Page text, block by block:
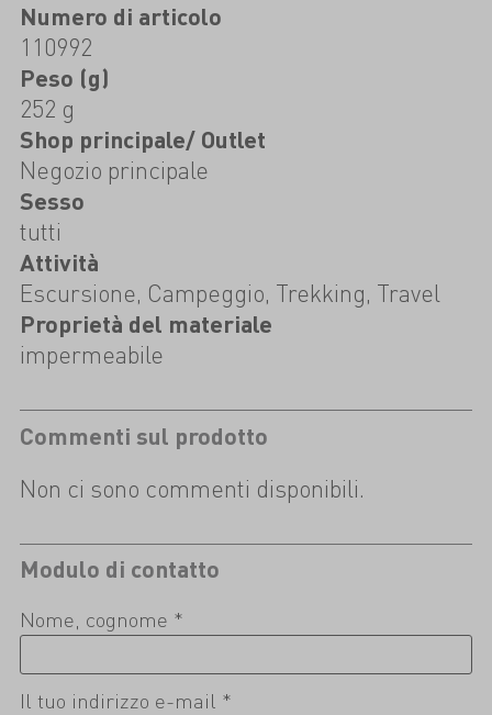
Numero di articolo
110992
Peso (g)
252 g
Shop principale/ Outlet
Negozio principale
Sesso
tutti
Attività
Escursione, Campeggio, Trekking, Travel
Proprietà del materiale
impermeabile
Commenti sul prodotto
Non ci sono commenti disponibili.
Modulo di contatto
Nome, cognome *
Il tuo indirizzo e-mail *